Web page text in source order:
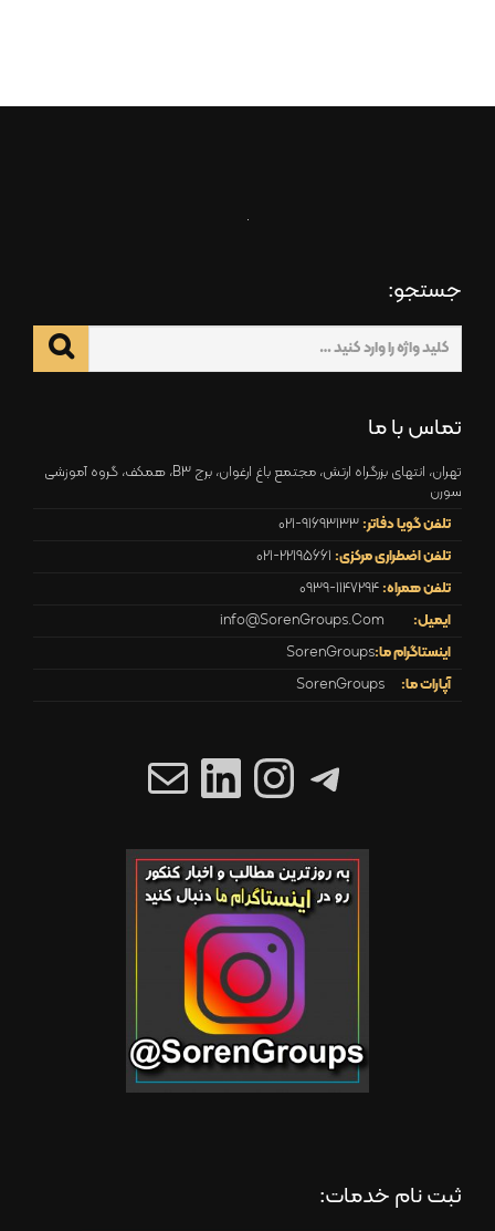
جستجو:
تماس با ما
تهران، انتهای بزرگراه ارتش، مجتمع باغ ارغوان، برج B3، همکف، گروه آموزشی
سورن
تلفن گویا دفاتر:
تلفن اضطراری مرکزی:
تلفن همراه:
ایمیل:
info@SorenGroups.Com
اینستاگرام ما:SorenGroups
آپارات ما:
SorenGroups
تلگرام
اینستاگرم
لینکداین
ایمیل
ثبت نام خدمات: